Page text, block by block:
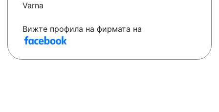
Varna
Вижте профила на фирмата на